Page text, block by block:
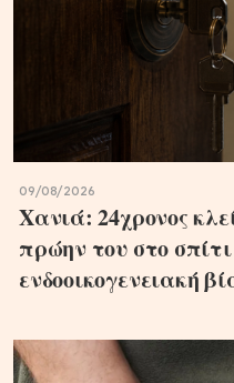
09/08/2026
Χανιά: 24χρονος
πρώην του στο
ενδοοικογενειακή